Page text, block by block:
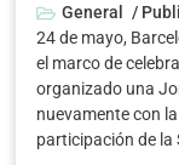
General /
24 de mayo,
el marco de
organizado una
nuevamente con
participación de la